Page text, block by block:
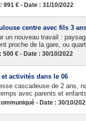
991 € - Date : 31/10/2022
centre avec fils 3
un nouveau travail :
proche de la gare, ou
500 € - Date : 30/10/2022
activités dans le 06
cascadeuse de 2 ans,
avec parents et
- Date : 30/10/